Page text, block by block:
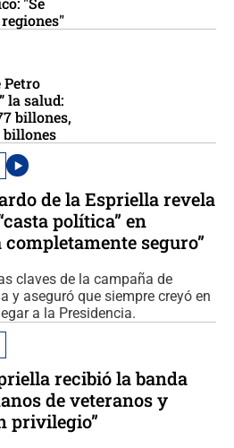
Petro
la salud:
billones,
billones
de la Espriella revela
política” en
completamente seguro”
claves de la campaña de
y aseguró que siempre creyó en
a la Presidencia.
recibió la banda
de veteranos y
privilegio”